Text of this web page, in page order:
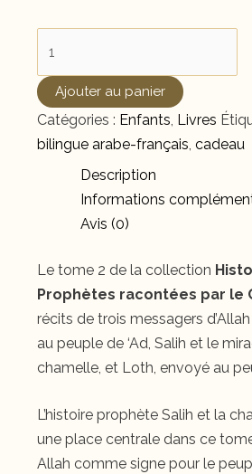
Histoires
des
Prophètes
Ajouter au panier
Catégories : Enfants Livres
bilingue arabe-français cadeau
Description
Informations
Avis (0)
Le tome 2 de la collection
Prophètes racontées par le
récits de trois messagers
au peuple de ‘Ad, Salih et le
chamelle, et Loth, envoyé au
L’histoire prophète Salih et la
une place centrale dans ce
Allah comme signe pour le